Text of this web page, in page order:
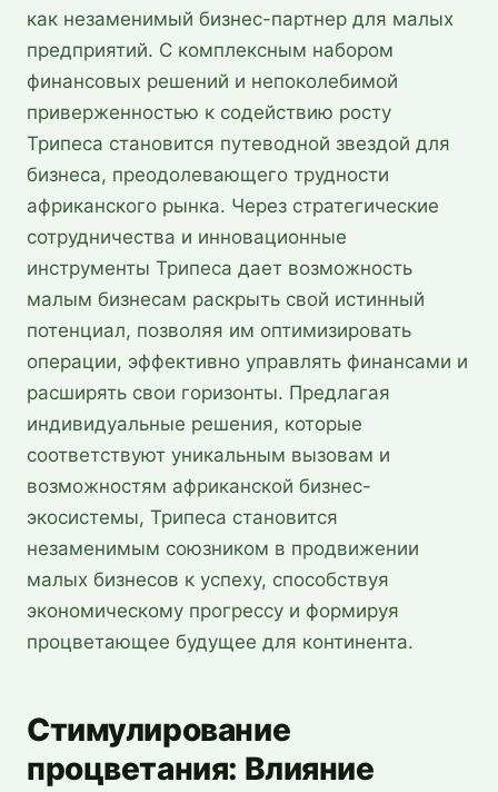
как незаменимый бизнес-партнер для малых
предприятий. С комплексным набором
финансовых решений и непоколебимой
приверженностью к содействию росту
Трипеса становится путеводной звездой для
бизнеса, преодолевающего трудности
африканского рынка. Через стратегические
сотрудничества и инновационные
инструменты Трипеса дает возможность
малым бизнесам раскрыть свой истинный
потенциал, позволяя им оптимизировать
операции, эффективно управлять финансами и
расширять свои горизонты. Предлагая
индивидуальные решения, которые
соответствуют уникальным вызовам и
возможностям африканской бизнес-
экосистемы, Трипеса становится
незаменимым союзником в продвижении
малых бизнесов к успеху, способствуя
экономическому прогрессу и формируя
процветающее будущее для континента.
Стимулирование
процветания: Влияние